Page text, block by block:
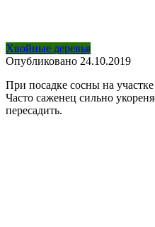
Хвойные деревья
Опубликовано 24.10.2019
При посадке сосны на
Часто саженец сильно
пересадить.